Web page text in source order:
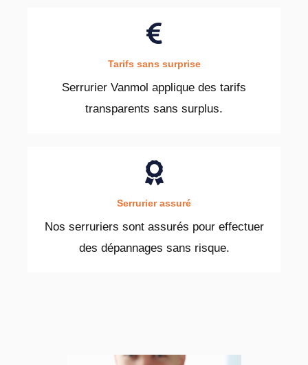
Tarifs sans surprise
Serrurier Vanmol applique des tarifs
transparents sans surplus.
Serrurier assuré
Nos serruriers sont assurés pour effectuer
des dépannages sans risque.